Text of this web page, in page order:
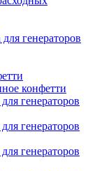
генераторов
конфетти
генераторов
генераторов
генераторов